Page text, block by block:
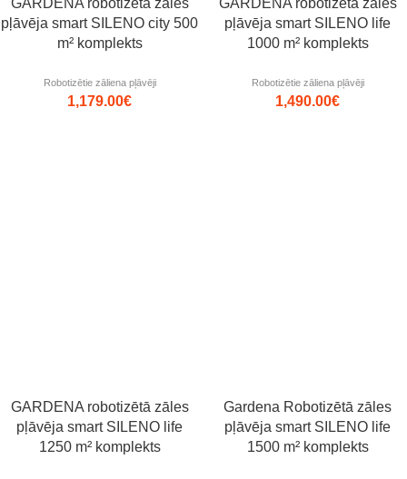
pļāvēja smart SILENO city 500
m² komplekts
Robotizētie zāliena pļāvēji
1,179.00€
pļāvēja smart SILENO life
1000 m² komplekts
Robotizētie zāliena pļāvēji
1,490.00€
GARDENA robotizētā zāles
pļāvēja smart SILENO life
1250 m² komplekts
Gardena Robotizētā zāles
pļāvēja smart SILENO life
1500 m² komplekts